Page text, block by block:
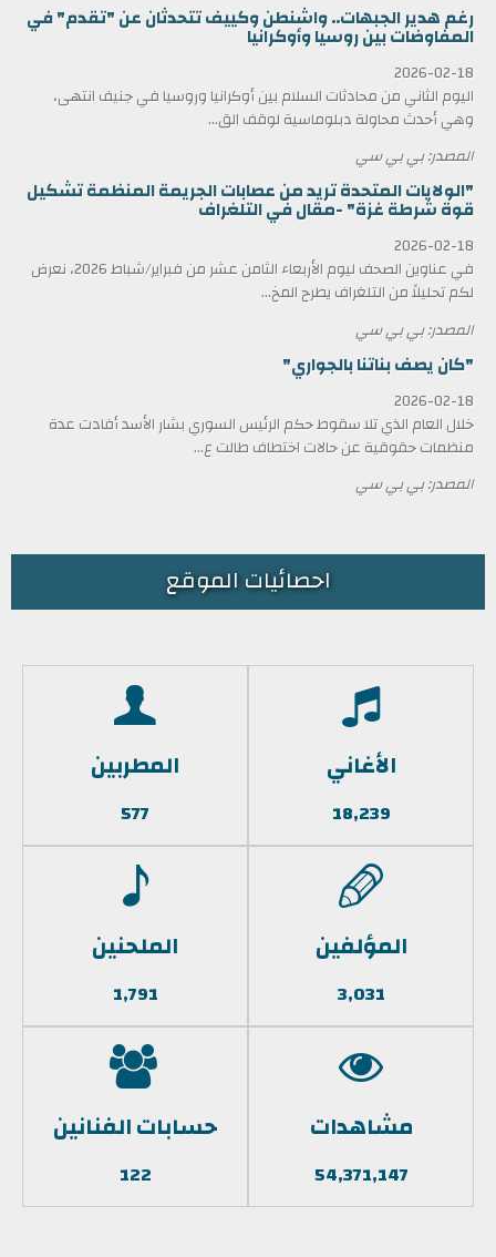
رغم هدير الجبهات.. واشنطن وكييف تتحدثان عن "تقدم" في
المفاوضات بين روسيا وأوكرانيا
2026-02-18
اليوم الثاني من محادثات السلام بين أوكرانيا وروسيا في جنيف انتهى،
وهي أحدث محاولة دبلوماسية لوقف الق...
المصدر: بي بي سي
"الولايات المتحدة تريد من عصابات الجريمة المنظمة تشكيل
قوة شرطة غزة" -مقال في التلغراف
2026-02-18
في عناوين الصحف ليوم الأربعاء الثامن عشر من فبراير/شباط 2026، نعرض
لكم تحليلاً من التلغراف يطرح المخ...
المصدر: بي بي سي
"كان يصف بناتنا بالجواري"
2026-02-18
خلال العام الذي تلا سقوط حكم الرئيس السوري بشار الأسد أفادت عدة
منظمات حقوقية عن حالات اختطاف طالت ع...
المصدر: بي بي سي
احصائيات الموقع
الأغاني
18,239
المطربين
577
المؤلفين
3,031
الملحنين
1,791
مشاهدات
54,371,147
حسابات الفنانين
122